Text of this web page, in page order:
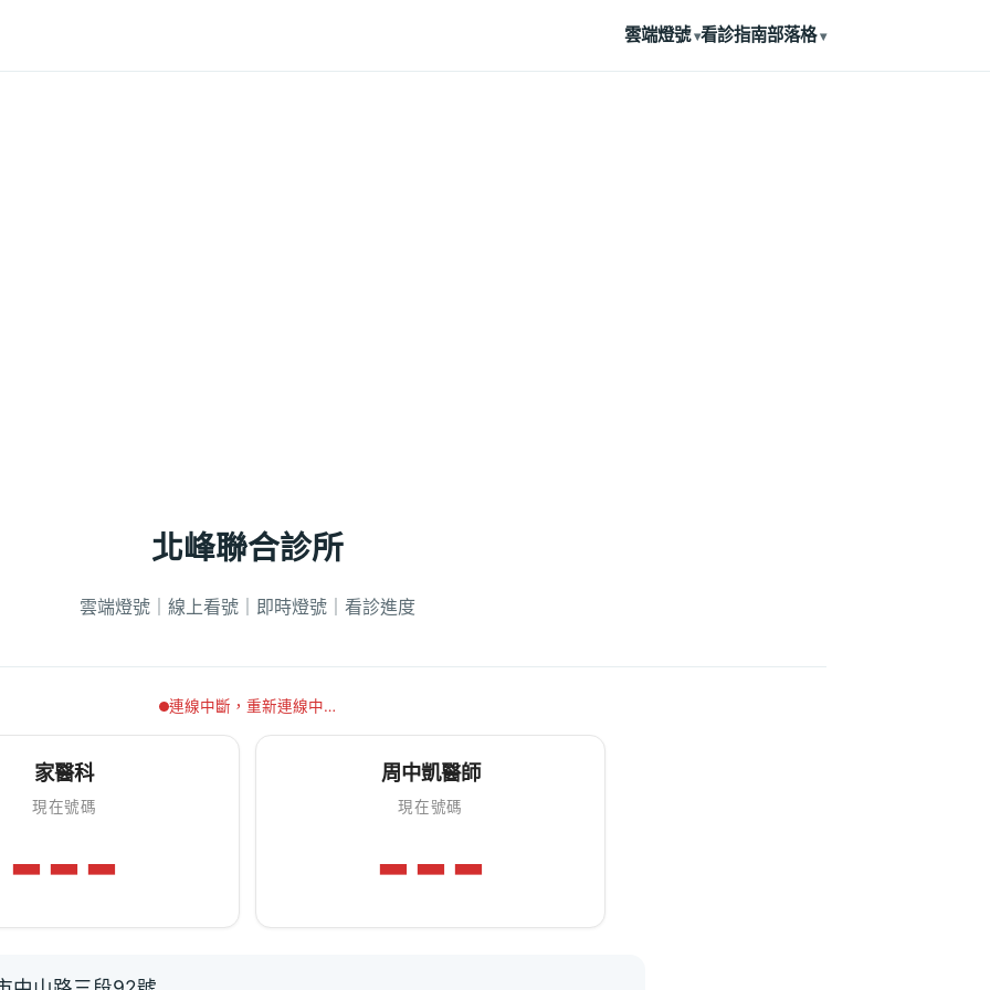
雲端燈號 看診指南部落格
北峰聯合診所
雲端燈號｜線上看號｜即時燈號｜看診進度
連線中斷，重新連線中…
家醫科
現在號碼
---
周中凱醫師
現在號碼
---